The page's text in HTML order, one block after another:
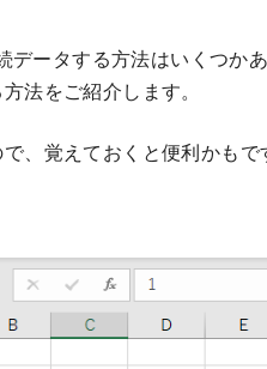
データする方法はいくつか
法をご紹介します。
、覚えておくと便利かもで